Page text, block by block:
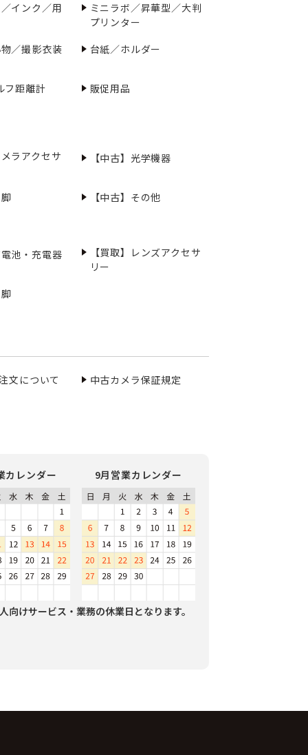
インク／用
ミニラボ／昇華型／大判
プリンター
／撮影衣装
台紙／ホルダー
フ距離計 販促用品
ラアクセサ 【中古】光学機器
【中古】その他
池・充電器
【買取】レンズアクセサ
リー
文について 中古カメラ保証規定
カレンダー 9月営業カレンダー
向けサービス・業務の休業日となります。